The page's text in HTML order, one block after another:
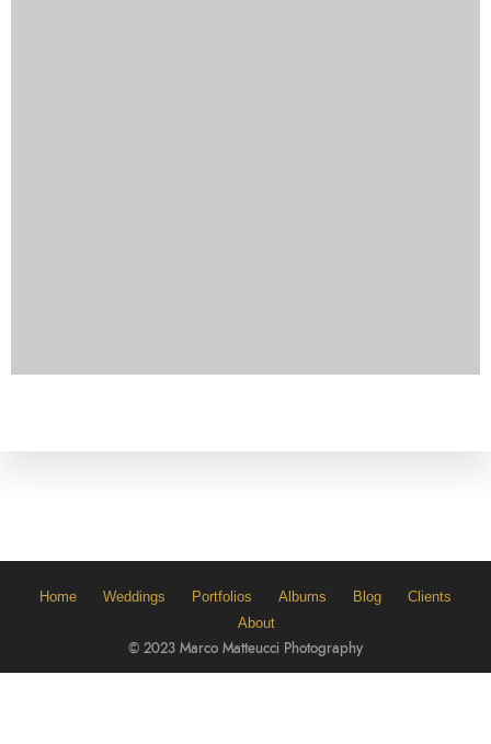
Home Weddings Portfolios Albums Blog
Clients
About
© 2023 Marco Matteucci Photography